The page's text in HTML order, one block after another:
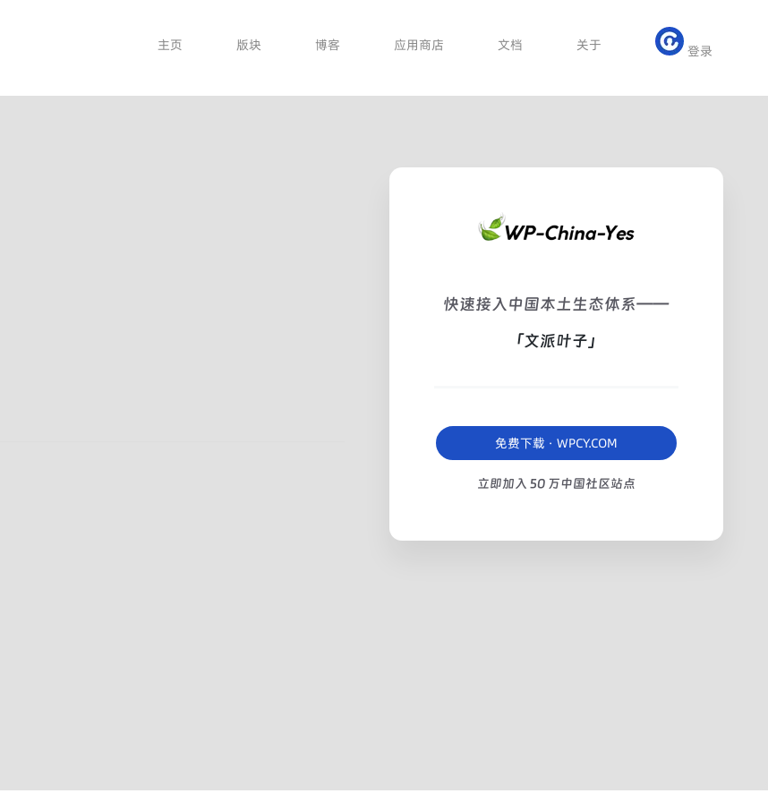
主页 版块 博客 应用商店 文档 关于 登录
快速接入中国本土生态体系——
「文派叶子」
免费下载 · WPCY.COM
立即加入 50 万中国社区站点